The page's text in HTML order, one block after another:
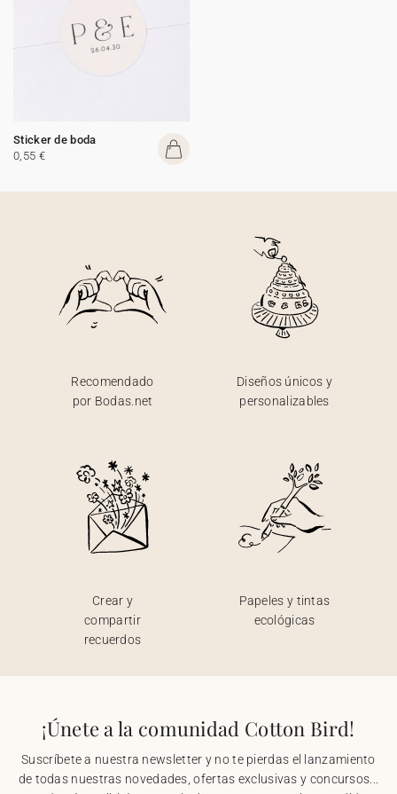
Sticker de boda
0,55 €
Recomendado
por Bodas.net
Diseños únicos y
personalizables
Crear y
compartir
recuerdos
Papeles y tintas
ecológicas
¡Únete a la comunidad Cotton Bird!
Suscríbete a nuestra newsletter y no te pierdas el lanzamiento
de todas nuestras novedades, ofertas exclusivas y concursos...